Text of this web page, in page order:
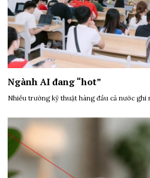
Ngành AI đang “hot”
Nhiều trường kỹ thuật hàng đầu cả nước ghi